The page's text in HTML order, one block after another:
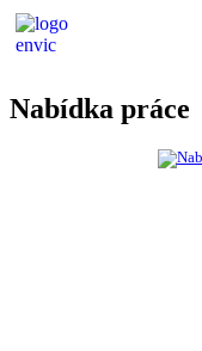
Nabídka práce